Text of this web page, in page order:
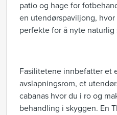
patio og hage for
en utendørspaviljong,
perfekte for å nyte naturlig
Fasilitetene innbefatter et
avslapningsrom, et
cabanas hvor du i ro og
behandling i skyggen. En